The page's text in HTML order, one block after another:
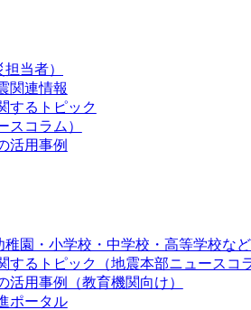
当者）
関連情報
するトピック
スコラム）
活用事例
稚園・小学校・中学校・高等学校な
するトピック（地震本部ニュースコ
活用事例（教育機関向け）
ポータル